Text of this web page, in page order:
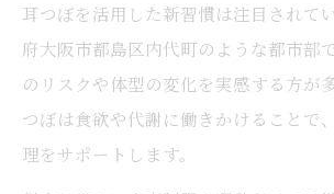
耳つぼジュエリーの使い方
ゆるやかなダイエットが叶う耳
耳つぼを活用した新習慣は注目されて
府大阪市都島区内代町のような都市部
のリスクや体型の変化を実感する方が
つぼは食欲や代謝に働きかけることで
理をサポートします。